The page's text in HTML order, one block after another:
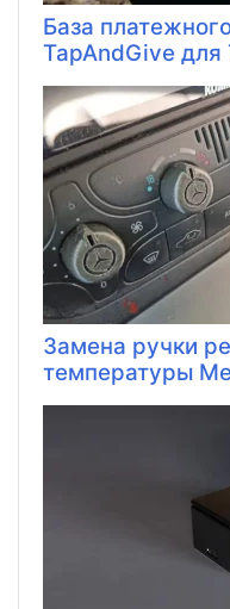
База
TapAndGive
Замена ручки
температуры